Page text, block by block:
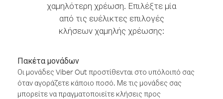
χαμηλότερη χρέωση. Επιλέξτε μία
από τις ευέλικτες επιλογές
κλήσεων χαμηλής χρέωσης:
Πακέτα μονάδων
Οι μονάδες Viber Out προστίθενται στο υπόλοιπό σας
όταν αγοράζετε κάποιο ποσό. Με τις μονάδες σας
μπορείτε να πραγματοποιείτε κλήσεις προς